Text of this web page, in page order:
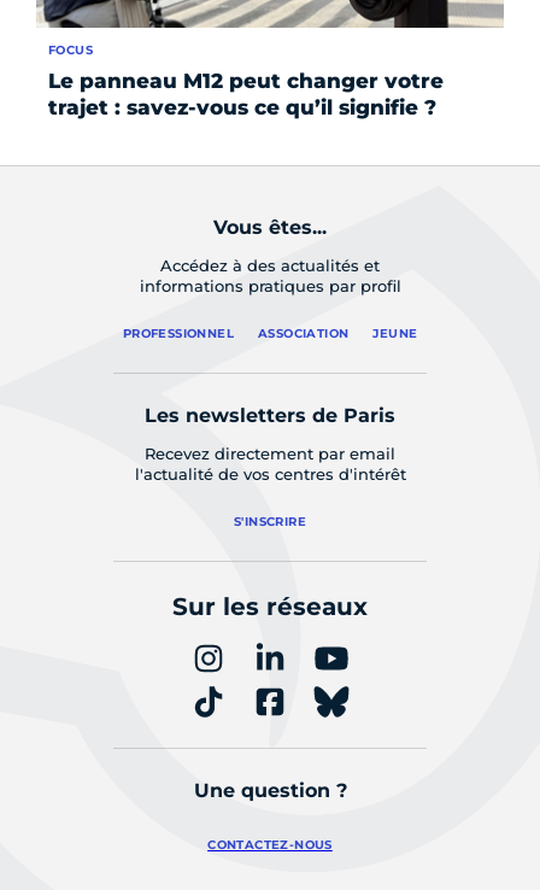
Le panneau M12 peut changer votre
trajet : savez-vous ce qu’il signifie ?
FOCUS
Vous êtes...
Accédez à des actualités et
informations pratiques par profil
PROFESSIONNEL ASSOCIATION JEUNE
Les newsletters de Paris
Recevez directement par email
l'actualité de vos centres d'intérêt
S'INSCRIRE
Sur les réseaux
Une question ?
CONTACTEZ-NOUS